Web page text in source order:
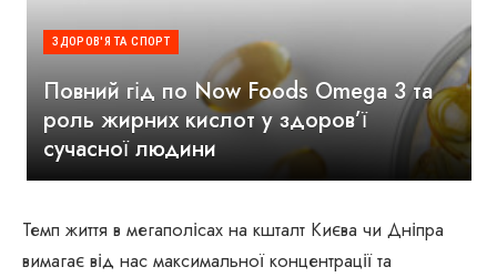
ЗДОРОВ'Я ТА СПОРТ
Повний гід по Now Foods Omega 3 та
роль жирних кислот у здоров’ї
сучасної людини
Темп життя в мегаполісах на кшталт Києва чи Дніпра
вимагає від нас максимальної концентрації та